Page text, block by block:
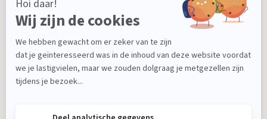
Ontvang nieuws, tips en de laatste acties!